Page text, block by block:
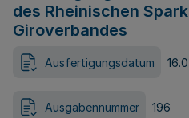
des Rheinischen
Giroverbandes
Ausfertigungsdatum
Ausgabennummer 196